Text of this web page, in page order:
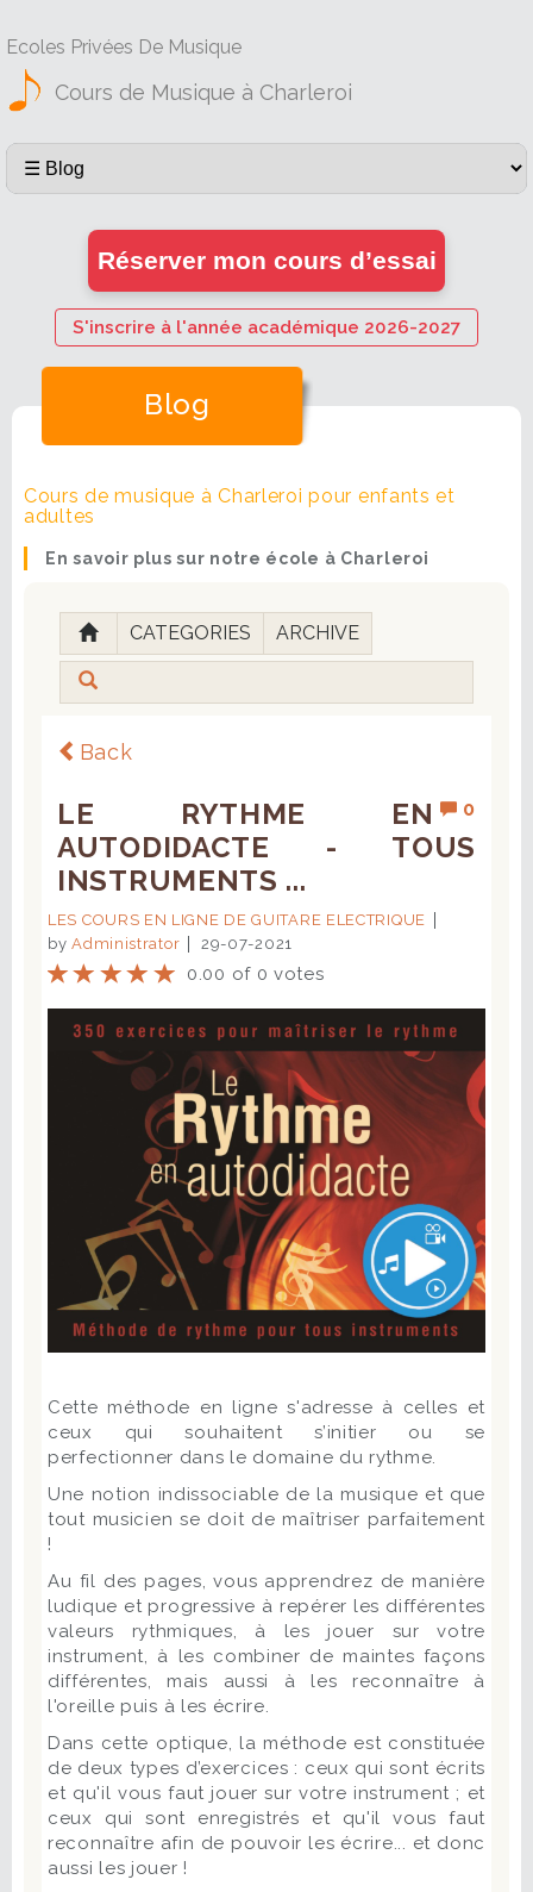
Ecoles Privées De Musique
Cours de Musique à Charleroi
Réserver mon cours d’essai
S'inscrire à l'année académique 2026-2027
Blog
Cours de musique à Charleroi pour enfants et
adultes
En savoir plus sur notre école à Charleroi
CATEGORIES ARCHIVE
Back
0
LE RYTHME EN
AUTODIDACTE - TOUS
INSTRUMENTS ...
LES COURS EN LIGNE DE GUITARE ELECTRIQUE
byAdministrator 29-07-2021
0.00 of 0 votes
Cette méthode en ligne s'adresse à celles et
ceux qui souhaitent s’initier ou se
perfectionner dans le domaine du rythme.
Une notion indissociable de la musique et que
tout musicien se doit de maîtriser parfaitement
!
Au fil des pages, vous apprendrez de manière
ludique et progressive à repérer les différentes
valeurs rythmiques, à les jouer sur votre
instrument, à les combiner de maintes façons
différentes, mais aussi à les reconnaître à
l'oreille puis à les écrire.
Dans cette optique, la méthode est constituée
de deux types d’exercices : ceux qui sont écrits
et qu'il vous faut jouer sur votre instrument ; et
ceux qui sont enregistrés et qu'il vous faut
reconnaître afin de pouvoir les écrire... et donc
aussi les jouer !